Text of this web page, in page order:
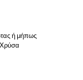
ή μήπως
Χρύσα